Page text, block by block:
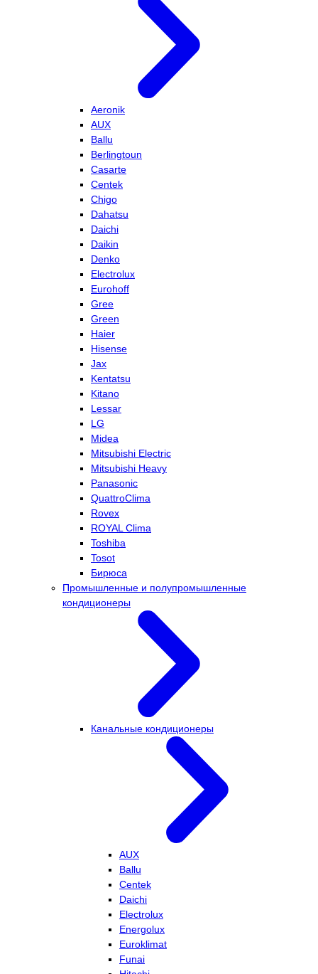
Aeronik
AUX
Ballu
Berlingtoun
Casarte
Centek
Chigo
Dahatsu
Daichi
Daikin
Denko
Electrolux
Eurohoff
Gree
Green
Haier
Hisense
Jax
Kentatsu
Kitano
Lessar
LG
Midea
Mitsubishi Electric
Mitsubishi Heavy
Panasonic
QuattroClima
Rovex
ROYAL Clima
Toshiba
Tosot
Бирюса
Промышленные и полупромышленные
кондиционеры
Канальные кондиционеры
AUX
Ballu
Centek
Daichi
Electrolux
Energolux
Euroklimat
Funai